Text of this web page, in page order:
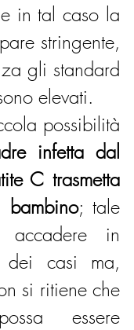
in tal caso la
stringente,
gli standard
elevati.
possibilità
infetta dal
C trasmetta
bambino; tale
accadere in
casi ma,
si ritiene che
essere